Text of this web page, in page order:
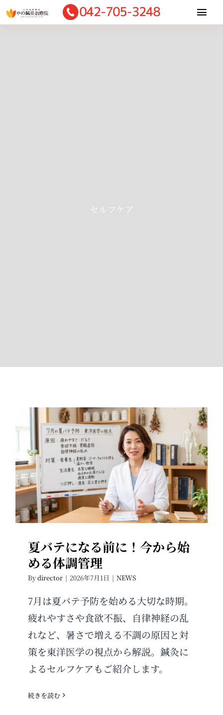
Skip
to
セルフケア
夏バテになる前に！今から始め
る体調管理
夏バテになる前に！今から始
める体調管理
Bydirector | 2026年7月1日 | NEWS
7月は夏バテ予防を始める大切な時期。
疲れやすさや食欲不振、自律神経の乱
れなど、暑さで増える不調の原因と対
策を東洋医学の視点から解説。鍼灸に
よるセルフケアもご紹介します。
続きを読む